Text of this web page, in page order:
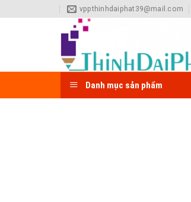
to
vppthinhdaiphat39@mail.com
Danh mục sản phẩm